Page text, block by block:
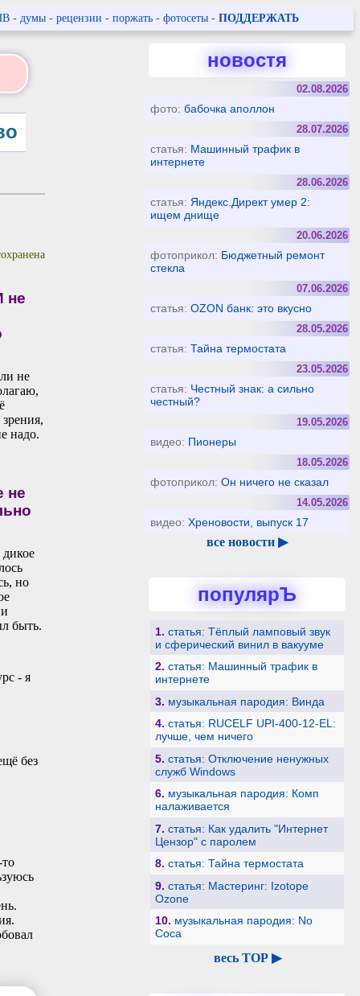
- думы- рецензии - поржать- фотосеты - ПОДДЕРЖАТЬ
не
не
надо.
не
но
быть.
- я
без
новостя
02.08.2026
фото:бабочка аполлон
28.07.2026
статья: Машинный трафик в
интернете
28.06.2026
статья: Яндекс.Директ умер 2:
ищем днище
20.06.2026
фотоприкол: Бюджетный ремонт
стекла
07.06.2026
статья:OZON банк: это вкусно
28.05.2026
статья:Тайна термостата
23.05.2026
статья: Честный знак: а сильно
честный?
19.05.2026
видео: Пионеры
18.05.2026
фотоприкол:Он ничего не сказал
14.05.2026
видео:Хреновости, выпуск 17
все новости ▶
популярЪ
1. статья: Тёплый ламповый звук
и сферический винил в вакууме
2. статья: Машинный трафик в
интернете
3. музыкальная пародия: Винда
4. статья: RUCELF UPI-400-12-EL:
лучше, чем ничего
5. статья: Отключение ненужных
служб Windows
6. музыкальная пародия: Комп
налаживается
7. статья: Как удалить "Интернет
Цензор" с паролем
8. статья: Тайна термостата
9. статья: Мастеринг: Izotope
Ozone
10. музыкальная пародия: No
Coca
весь TOP ▶